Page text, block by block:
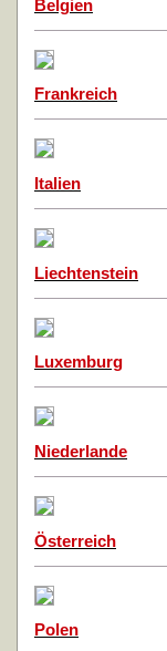
Belgien
Frankreich
Italien
Liechtenstein
Luxemburg
Niederlande
Österreich
Polen